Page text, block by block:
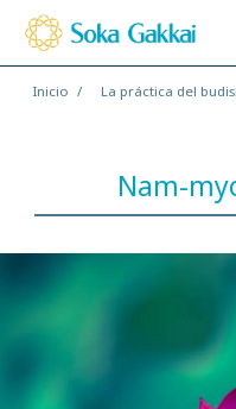
Inicio La práctica del
Nam-